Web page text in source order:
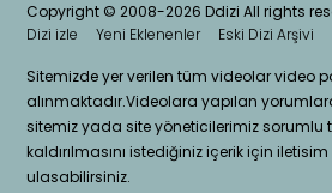
Copyright © 2008-2026 Ddizi All rights
Dizi izle
Yeni Eklenenler Eski Dizi Arşivi
Sitemizde yer verilen tüm videolar video
alınmaktadır.Videolara yapılan
sitemiz yada site yöneticilerimiz sorumlu
kaldırılmasını istediğiniz içerik için
ulasabilirsiniz.